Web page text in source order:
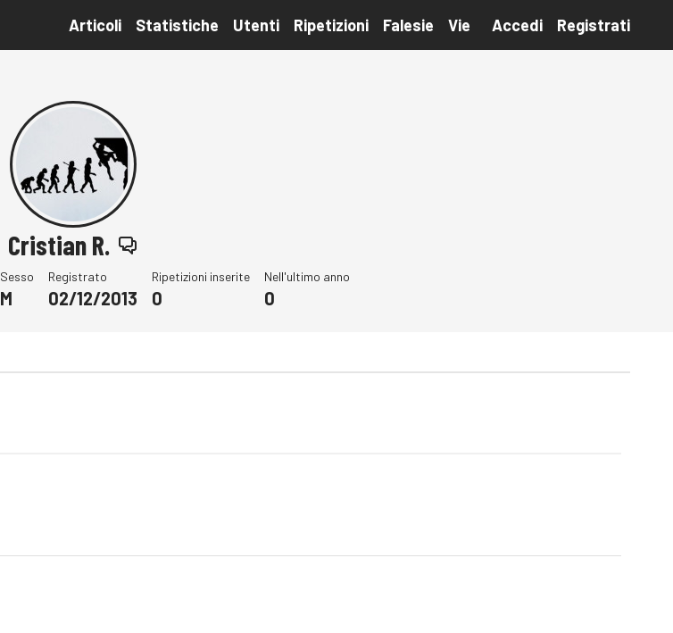
Articoli Statistiche Utenti Ripetizioni Falesie Vie Accedi Registrati
Cristian R.
Sesso
M
Registrato
02/12/2013
Ripetizioni inserite
0
Nell'ultimo anno
0